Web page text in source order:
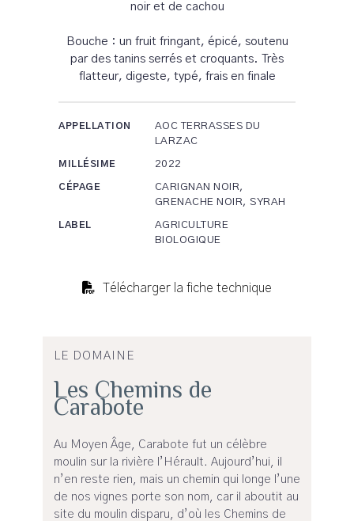
noir et de cachou
Bouche : un fruit fringant, épicé, soutenu
par des tanins serrés et croquants. Très
flatteur, digeste, typé, frais en finale
APPELLATION
AOC TERRASSES DU
LARZAC
MILLÉSIME 2022
CÉPAGE
CARIGNAN NOIR,
GRENACHE NOIR, SYRAH
LABEL
AGRICULTURE
BIOLOGIQUE
Télécharger la fiche technique
LE DOMAINE
Les Chemins de
Carabote
Au Moyen Âge, Carabote fut un célèbre
moulin sur la rivière l’Hérault. Aujourd’hui, il
n’en reste rien, mais un chemin qui longe l’une
de nos vignes porte son nom, car il aboutit au
site du moulin disparu, d’où les Chemins de